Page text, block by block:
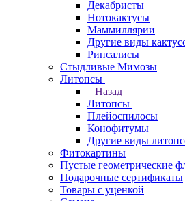
Декабристы
Нотокактусы
Маммиллярии
Другие виды
Рипсалисы
Стыдливые Мимозы
Литопсы
Назад
Литопсы
Плейоспилосы
Конофитумы
Другие виды
Фитокартины
Пустые геометрические
Подарочные сертификаты
Товары с уценкой